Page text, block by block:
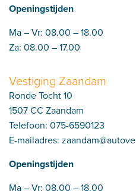
Openingstijden
Ma – Vr: 08.00 – 18.00
Za: 08.00 – 17.00
Vestiging Zaandam
Ronde Tocht 10
1507 CC Zaandam
Telefoon: 075-6590123
E-mailadres:
Openingstijden
Ma – Vr: 08.00 – 18.00